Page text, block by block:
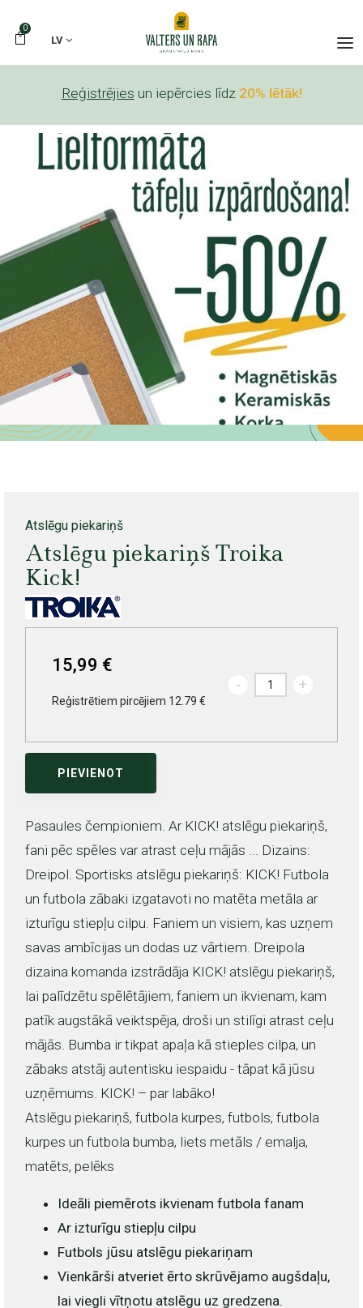
0
LV
Reģistrējies un iepērcies līdz 20% lētāk!
Atslēgu piekariņš
Atslēgu piekariņš Troika
Kick!
15,99 €
Reģistrētiem pircējiem 12.79 €
- +
PIEVIENOT
Pasaules čempioniem. Ar KICK! atslēgu piekariņš,
fani pēc spēles var atrast ceļu mājās ... Dizains:
Dreipol. Sportisks atslēgu piekariņš: KICK! Futbola
un futbola zābaki izgatavoti no matēta metāla ar
izturīgu stiepļu cilpu. Faniem un visiem, kas uzņem
savas ambīcijas un dodas uz vārtiem. Dreipola
dizaina komanda izstrādāja KICK! atslēgu piekariņš,
lai palīdzētu spēlētājiem, faniem un ikvienam, kam
patīk augstākā veiktspēja, droši un stilīgi atrast ceļu
mājās. Bumba ir tikpat apaļa kā stieples cilpa, un
zābaks atstāj autentisku iespaidu - tāpat kā jūsu
uzņēmums. KICK! – par labāko!
Atslēgu piekariņš, futbola kurpes, futbols, futbola
kurpes un futbola bumba, liets metāls / emalja,
matēts, pelēks
Ideāli piemērots ikvienam futbola fanam
Ar izturīgu stiepļu cilpu
Futbols jūsu atslēgu piekariņam
Vienkārši atveriet ērto skrūvējamo augšdaļu,
lai viegli vītņotu atslēgu uz gredzena.